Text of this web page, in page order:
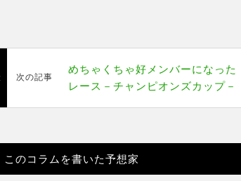
次の記事
めちゃくちゃ好メンバーになった
レース－チャンピオンズカップ－
このコラムを書いた予想家